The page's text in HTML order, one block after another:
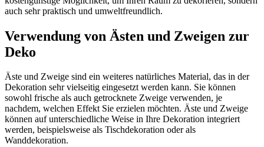
auch sehr praktisch und umweltfreundlich.
Verwendung von Ästen und Zweigen zur
Deko
Äste und Zweige sind ein weiteres natürliches Material, das in der
Dekoration sehr vielseitig eingesetzt werden kann. Sie können
sowohl frische als auch getrocknete Zweige verwenden, je
nachdem, welchen Effekt Sie erzielen möchten. Äste und Zweige
können auf unterschiedliche Weise in Ihre Dekoration integriert
werden, beispielsweise als Tischdekoration oder als
Wanddekoration.